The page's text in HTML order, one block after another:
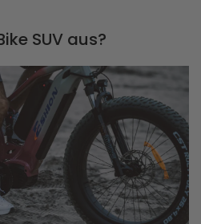
SUV aus?